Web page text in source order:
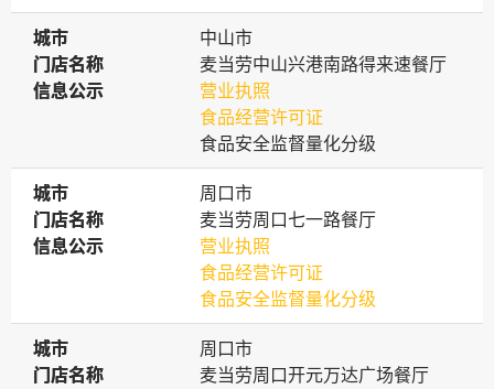
城市
城市
中山市
门店名称
门店名称
麦当劳中山兴港南路得来速餐厅
信息公示
信息公示
营业执照
食品经营许可证
食品安全监督量化分级
城市
城市
周口市
门店名称
门店名称
麦当劳周口七一路餐厅
信息公示
信息公示
营业执照
食品经营许可证
食品安全监督量化分级
城市
城市
周口市
门店名称
门店名称
麦当劳周口开元万达广场餐厅